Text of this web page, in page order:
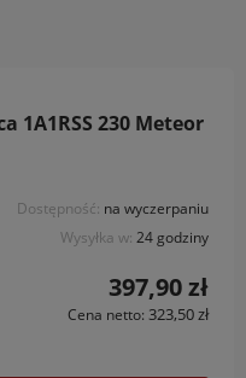
1A1RSS 230 Meteor
Dostępność: na wyczerpaniu
Wysyłka w: 24 godziny
397,90 zł
Cena netto: 323,50 zł